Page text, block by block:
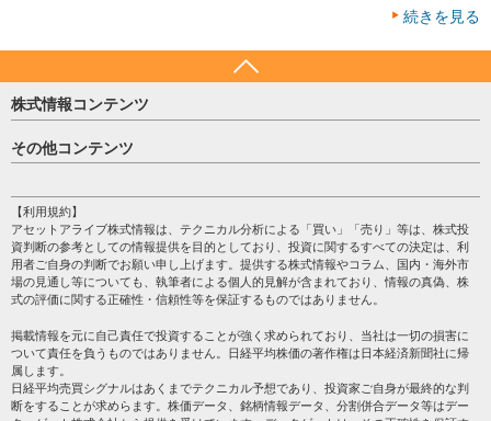
続きを見る
株式情報コンテンツ
日経平均
売買シグナル
注目銘柄
株テーマ情報
海外市況
投資カレンダー
格付け情報
その他コンテンツ
個人情報保護方針
プライバシーポリシー
会社案内
サイトマップ
過去データ
【利用規約】
アセットアライブ株式情報は、テクニカル分析による「買い」「売り」等は、株式投
資判断の参考としての情報提供を目的としており、投資に関するすべての決定は、利
用者ご自身の判断でお願い申し上げます。提供する株式情報やコラム、国内・海外市
場の見通し等についても、執筆者による個人的見解が含まれており、情報の真偽、株
式の評価に関する正確性・信頼性等を保証するものではありません。
掲載情報を元に自己責任で投資することが強く求められており、当社は一切の損害に
ついて責任を負うものではありません。日経平均株価の著作権は日本経済新聞社に帰
属します。
日経平均売買シグナルはあくまでテクニカル予想であり、投資家ご自身が最終的な判
断をすることが求めらます。株価データ、銘柄情報データ、分割併合データ等はデー